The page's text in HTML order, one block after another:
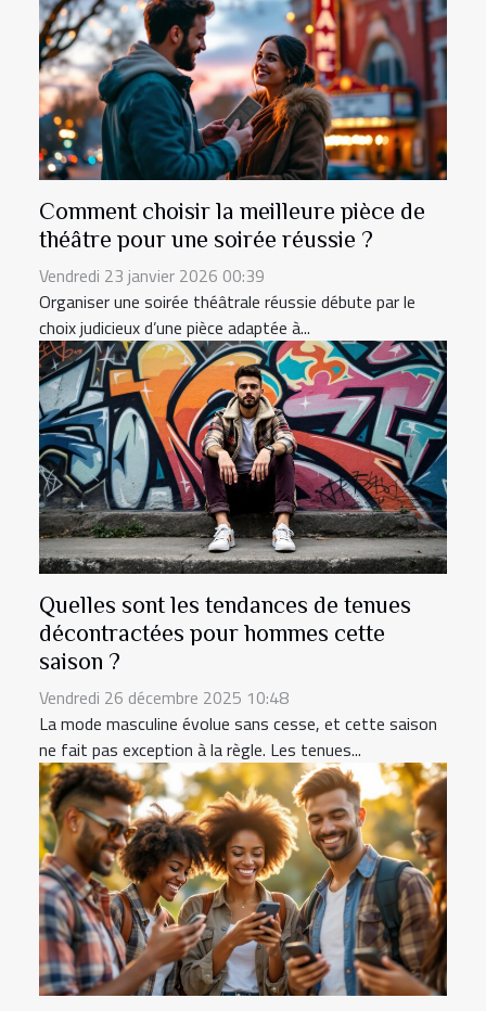
Comment choisir la meilleure pièce de
théâtre pour une soirée réussie ?
Vendredi 23 janvier 2026 00:39
Organiser une soirée théâtrale réussie débute par le
choix judicieux d’une pièce adaptée à...
Quelles sont les tendances de tenues
décontractées pour hommes cette
saison ?
Vendredi 26 décembre 2025 10:48
La mode masculine évolue sans cesse, et cette saison
ne fait pas exception à la règle. Les tenues...